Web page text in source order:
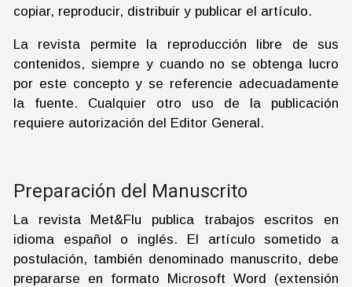
copiar, reproducir, distribuir y publicar el artículo.
La revista permite la reproducción libre de sus
contenidos, siempre y cuando no se obtenga lucro
por este concepto y se referencie adecuadamente
la fuente. Cualquier otro uso de la publicación
requiere autorización del Editor General.
Preparación del Manuscrito
La revista Met&Flu publica trabajos escritos en
idioma español o inglés. El artículo sometido a
postulación, también denominado manuscrito, debe
prepararse en formato Microsoft Word (extensión